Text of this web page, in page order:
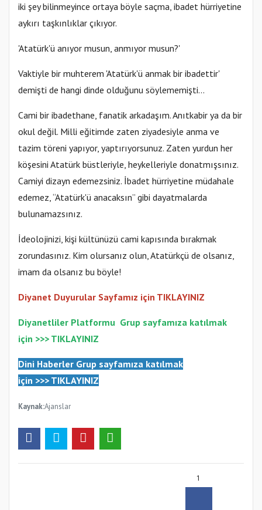
iki şey bilinmeyince ortaya böyle saçma, ibadet hürriyetine
aykırı taşkınlıklar çıkıyor.
'Atatürk'ü anıyor musun, anmıyor musun?'
Vaktiyle bir muhterem 'Atatürk'ü anmak bir ibadettir'
demişti de hangi dinde olduğunu söylememişti...
Cami bir ibadethane, fanatik arkadaşım. Anıtkabir ya da bir
okul değil. Milli eğitimde zaten ziyadesiyle anma ve
tazim töreni yapıyor, yaptırıyorsunuz. Zaten yurdun her
köşesini Atatürk büstleriyle, heykelleriyle donatmışsınız.
Camiyi dizayn edemezsiniz. İbadet hürriyetine müdahale
edemez, “Atatürk'ü anacaksın” gibi dayatmalarda
bulunamazsınız.
İdeolojinizi, kişi kültünüzü cami kapısında bırakmak
zorundasınız. Kim olursanız olun, Atatürkçü de olsanız,
imam da olsanız bu böyle!
Diyanet Duyurular Sayfamız için TIKLAYINIZ
Diyanetliler Platformu Grup sayfamıza katılmak
için >>> TIKLAYINIZ
Dini Haberler Grup sayfamıza katılmak
için >>> TIKLAYINIZ
Kaynak:Ajanslar
1